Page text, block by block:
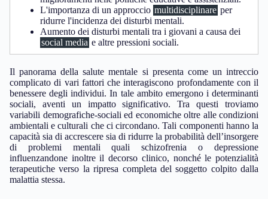
L'importanza di un approccio multidisciplinare per
ridurre l'incidenza dei disturbi mentali.
Aumento dei disturbi mentali tra i giovani a causa dei
social media e altre pressioni sociali.
Il panorama della salute mentale si presenta come un intreccio
complicato di vari fattori che interagiscono profondamente con il
benessere degli individui. In tale ambito emergono i determinanti
sociali, aventi un impatto significativo. Tra questi troviamo
variabili demografiche-sociali ed economiche oltre alle condizioni
ambientali e culturali che ci circondano. Tali componenti hanno la
capacità sia di accrescere sia di ridurre la probabilità dell’insorgere
di problemi mentali quali schizofrenia o depressione
influenzandone inoltre il decorso clinico, nonché le potenzialità
terapeutiche verso la ripresa completa del soggetto colpito dalla
malattia stessa.